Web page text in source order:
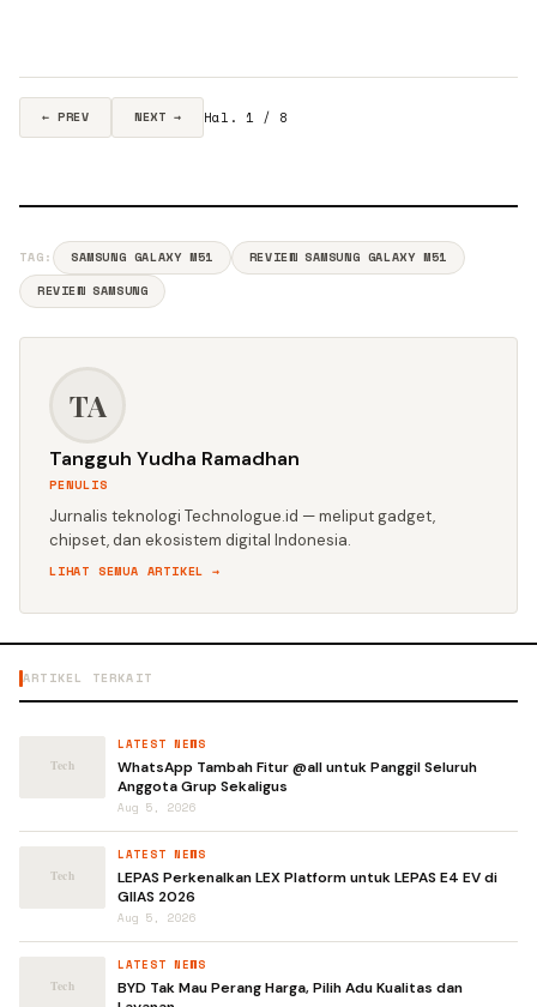
← PREV NEXT → Hal. 1 / 8
TAG: SAMSUNG GALAXY M51
REVIEW SAMSUNG GALAXY M51
REVIEW SAMSUNG
TA
Tangguh Yudha Ramadhan
PENULIS
Jurnalis teknologi Technologue.id — meliput gadget,
chipset, dan ekosistem digital Indonesia.
LIHAT SEMUA ARTIKEL →
ARTIKEL TERKAIT
LATEST NEWS
WhatsApp Tambah Fitur @all untuk Panggil Seluruh
Anggota Grup Sekaligus
Aug 5, 2026
LATEST NEWS
LEPAS Perkenalkan LEX Platform untuk LEPAS E4 EV di
GIIAS 2026
Aug 5, 2026
LATEST NEWS
BYD Tak Mau Perang Harga, Pilih Adu Kualitas dan